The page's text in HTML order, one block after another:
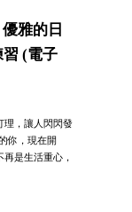
雅的日
(電子
理，讓人閃閃發
你，現在開
是生活重心，